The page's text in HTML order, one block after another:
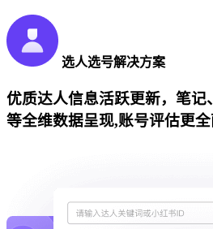
选人选号解决方案
优质达人信息活跃更新，笔记
等全维数据呈现,账号评估更全